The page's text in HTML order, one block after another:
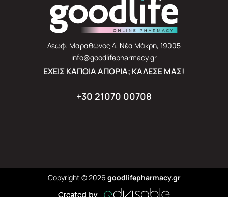
Λεωφ. Μαραθώνος 4, Νέα Μάκρη, 19005
info@goodlifepharmacy.gr
ΈΧΕΙΣ ΚΆΠΟΙΑ ΑΠΟΡΊΑ; ΚΆΛΕΣΈ ΜΑΣ!
+30 21070 00708
Copyright © 2026 goodlifepharmacy.gr